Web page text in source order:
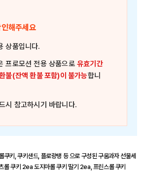
해주세요
상품입니다.
프로모션 전용 상품으로유효기간
불(잔액 환불 포함)이 불가능합니
시 참고하시기 바랍니다.
키, 쿠키샌드, 플로랑탱 등 으로 구성된 구움과자 선물세
롤 쿠키 2ea 도지마롤 쿠키 딸기 2ea, 프린스롤 쿠키